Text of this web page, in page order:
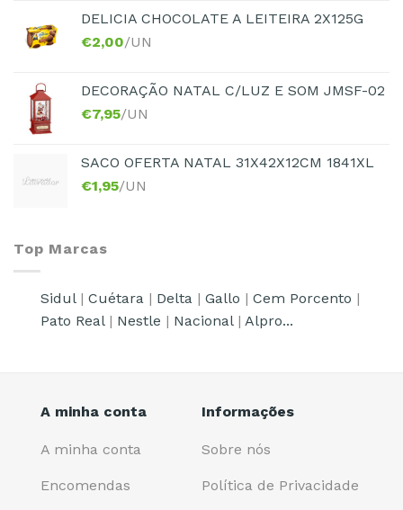
DELICIA CHOCOLATE A LEITEIRA 2X125G
€2,00/UN
DECORAÇÃO NATAL C/LUZ E SOM JMSF-02
€7,95/UN
SACO OFERTA NATAL 31X42X12CM 1841XL
€1,95/UN
Top Marcas
Sidul| Cuétara | Delta | Gallo | Cem Porcento |
Pato Real| Nestle | Nacional| Alpro...
A minha conta
A minha conta
Encomendas
Informações
Sobre nós
Política de Privacidade